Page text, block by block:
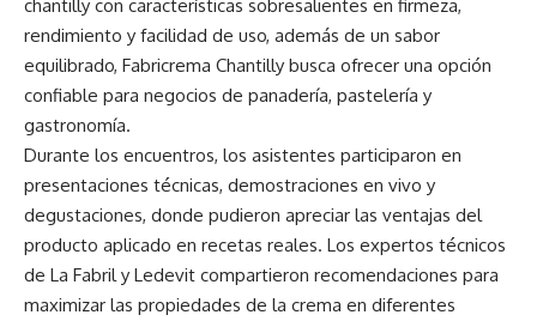
chantilly con características sobresalientes en firmeza,
rendimiento y facilidad de uso, además de un sabor
equilibrado, Fabricrema Chantilly busca ofrecer una opción
confiable para negocios de panadería, pastelería y
gastronomía.
Durante los encuentros, los asistentes participaron en
presentaciones técnicas, demostraciones en vivo y
degustaciones, donde pudieron apreciar las ventajas del
producto aplicado en recetas reales. Los expertos técnicos
de La Fabril y Ledevit compartieron recomendaciones para
maximizar las propiedades de la crema en diferentes